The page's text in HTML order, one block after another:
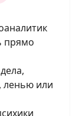
прямо
ленью или